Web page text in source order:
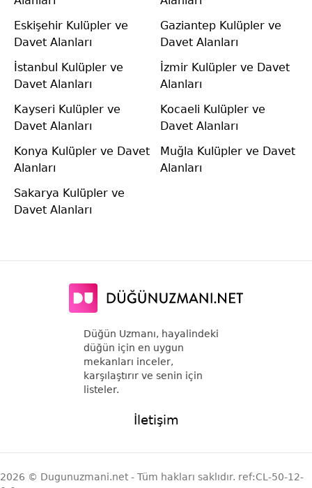
Eskişehir Kulüpler ve
Davet Alanları
Gaziantep Kulüpler ve
Davet Alanları
İstanbul Kulüpler ve
Davet Alanları
İzmir Kulüpler ve Davet
Alanları
Kayseri Kulüpler ve
Davet Alanları
Kocaeli Kulüpler ve
Davet Alanları
Konya Kulüpler ve Davet
Alanları
Muğla Kulüpler ve Davet
Alanları
Sakarya Kulüpler ve
Davet Alanları
Düğün Uzmanı, hayalindeki
düğün için en uygun
mekanları inceler,
karşılaştırır ve senin için
listeler.
İletişim
2026 © Dugunuzmani.net - Tüm hakları saklıdır. ref:CL-50-12-